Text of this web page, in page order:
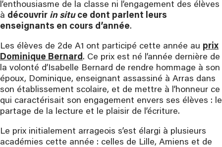
l’enthousiasme de la classe ni l’engagement des élèves
à découvrir in situce dont parlent leurs
enseignants en cours d’année.
Les élèves de 2de A1 ont participé cette année au prix
Dominique Bernard. Ce prix est né l’année dernière de
la volonté d’Isabelle Bernard de rendre hommage à son
époux, Dominique, enseignant assassiné à Arras dans
son établissement scolaire, et de mettre à l’honneur ce
qui caractérisait son engagement envers ses élèves : le
partage de la lecture et le plaisir de l’écriture.
Le prix initialement arrageois s’est élargi à plusieurs
académies cette année : celles de Lille, Amiens et de